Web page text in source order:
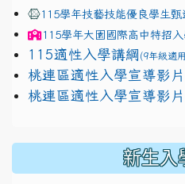
115學年技藝技能優良學生甄
115學年大園國際高中特招
115適性入學講綱 (9年級適
link to https://
桃連區適性入學宣導影片
link to https://
桃連區適性入學宣導影
新生入